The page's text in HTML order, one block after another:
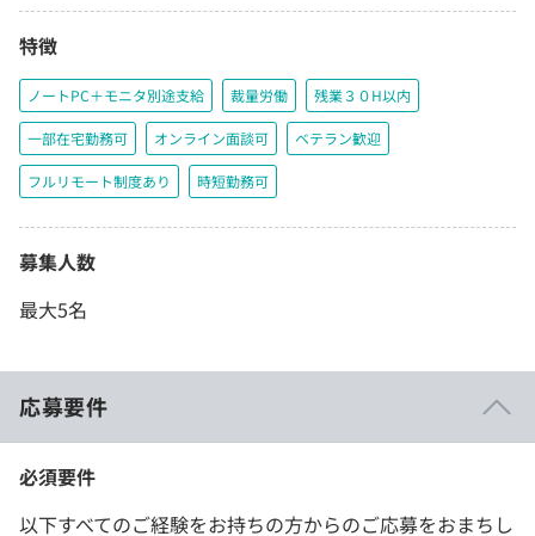
特徴
ノートPC＋モニタ別途支給 裁量労働 残業３０H以内
一部在宅勤務可 オンライン面談可 ベテラン歓迎
フルリモート制度あり 時短勤務可
募集人数
最大5名
応募要件
必須要件
以下すべてのご経験をお持ちの方からのご応募をおまちし